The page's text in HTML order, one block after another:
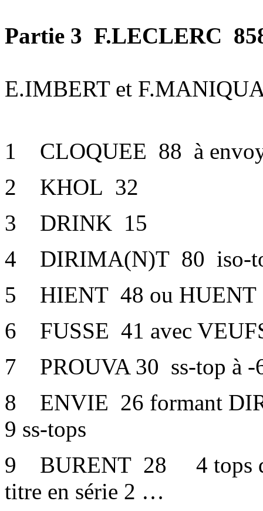
Partie 3 F.LECLERC
E.IMBERT et
1 CLOQUEE 88 à
2 KHOL 32
3 DRINK 15
4 DIRIMA(N)T 80 iso-
5 HIENT 48 ou HUENT
6 FUSSE 41 avec
7 PROUVA 30 ss-top à -
8 ENVIE 26 formant
9 ss-tops
9 BURENT 28 4 tops de
titre en série 2 …